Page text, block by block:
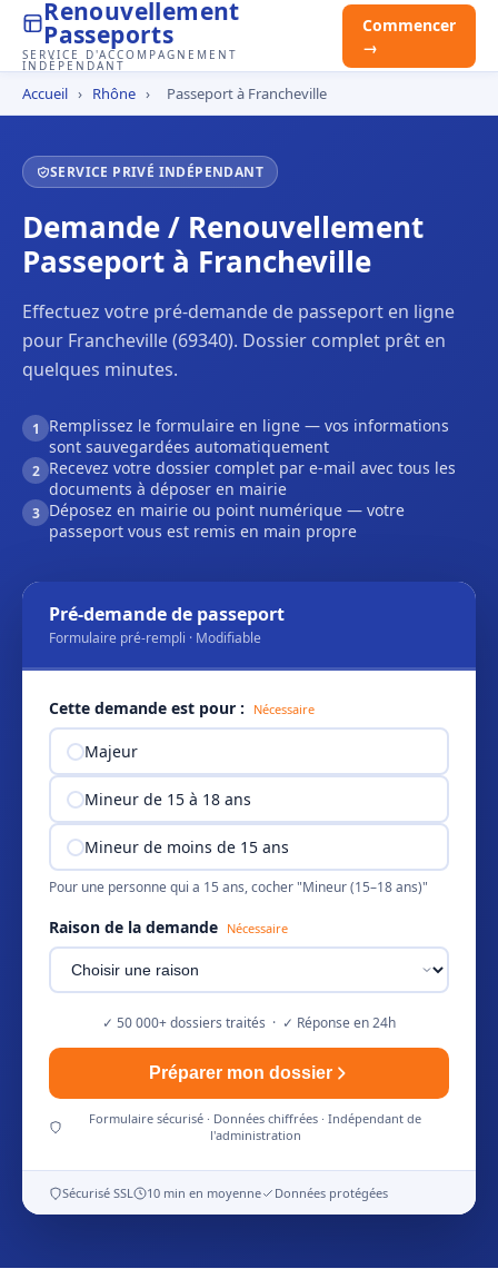
Renouvellement
Passeports
SERVICE D'ACCOMPAGNEMENT
INDÉPENDANT
Commencer
→
Accueil › Rhône › Passeport à Francheville
SERVICE PRIVÉ INDÉPENDANT
Demande / Renouvellement
Passeport à Francheville
Effectuez votre pré-demande de passeport en ligne
pour Francheville (69340). Dossier complet prêt en
quelques minutes.
1
Remplissez le formulaire en ligne — vos informations
sont sauvegardées automatiquement
2 Recevez votre dossier complet par e-mail avec tous les
documents à déposer en mairie
3 Déposez en mairie ou point numérique — votre
passeport vous est remis en main propre
Pré-demande de passeport
Formulaire pré-rempli · Modifiable
Cette demande est pour : Nécessaire
Majeur
Mineur de 15 à 18 ans
Mineur de moins de 15 ans
Pour une personne qui a 15 ans, cocher "Mineur (15–18 ans)"
Raison de la demande Nécessaire
✓ 50 000+ dossiers traités · ✓ Réponse en 24h
Préparer mon dossier
Formulaire sécurisé · Données chiffrées · Indépendant de
l'administration
Sécurisé SSL 10 min en moyenne Données protégées